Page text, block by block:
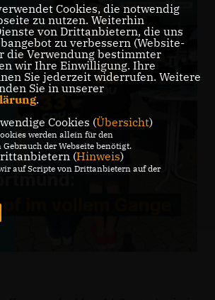
Cookies, die notwendig
zu nutzen. Weiterhin
von Drittanbietern, die uns
zu verbessern (Website-
die Verwendung bestimmter
wir Ihre Einwilligung. Ihre
Sie jederzeit widerrufen. Weitere
Sie in unserer
.
Cookies (Übersicht)
werden allein für den
der Webseite benötigt.
(Hinweis)
auf Scripte von Drittanbietern auf der